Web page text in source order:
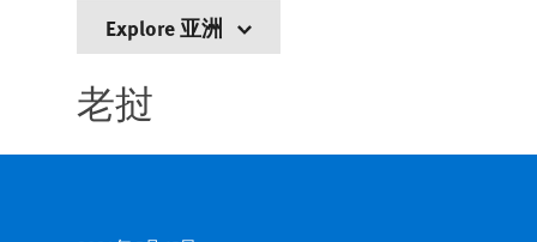
Explore 亚洲
老挝